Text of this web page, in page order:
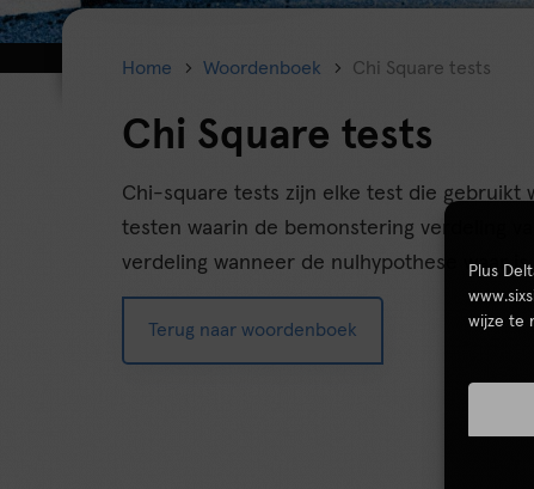
Plus
wijze te
Home Woordenboek Chi Square tests
Chi Square tests
Chi-square tests zijn elke test die gebruikt
testen waarin de bemonstering verdeling
verdeling wanneer de nulhypothese waar is
Terug naar woordenboek